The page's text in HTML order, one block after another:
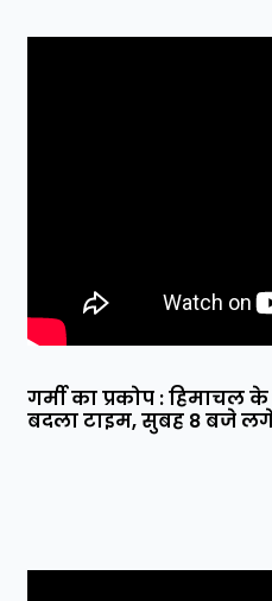
गर्मी का प्रकोप : हिमाचल
बदला टाइम, सुबह 8 बजे